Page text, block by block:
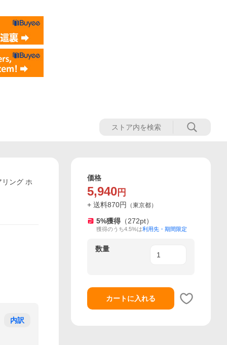
ング ホ
内訳
価格
5,940 円
+ 送料870円 （東京都）
5%獲得 （272pt）
獲得のうち4.5%は利用先・期間限定
数量
カートに入れる